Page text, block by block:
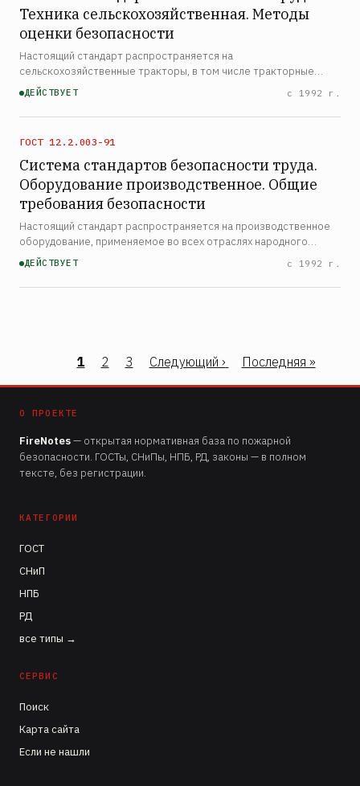
Техника сельскохозяйственная. Методы
оценки безопасности
Настоящий стандарт распространяется на
сельскохозяйственные тракторы, в том числе тракторные
самоходные шасси, промышленные модификации с/х тракторов
тяговых классов от 0,6 и более, самоходные машины
сельскохозяйственные…
ДЕЙСТВУЕТ с 1992 г.
ГОСТ 12.2.003-91
Система стандартов безопасности труда.
Оборудование производственное. Общие
требования безопасности
Настоящий стандарт распространяется на производственное
оборудование, применяемое во всех отраслях народного
хозяйства, и устанавливает общие требования безопасности,
являющиеся основой для установления требований безопа…
ДЕЙСТВУЕТ с 1992 г.
Страница
1 Страница
2 Страница
3
Следующая
страница
Следующий ›
Последняя
страница
Последняя »
О ПРОЕКТЕ
FireNotes— открытая нормативная база по пожарной
безопасности. ГОСТы, СНиПы, НПБ, РД, законы — в полном
тексте, без регистрации.
КАТЕГОРИИ
ГОСТ
СНиП
НПБ
РД
все типы →
СЕРВИС
Поиск
Карта сайта
Если не нашли